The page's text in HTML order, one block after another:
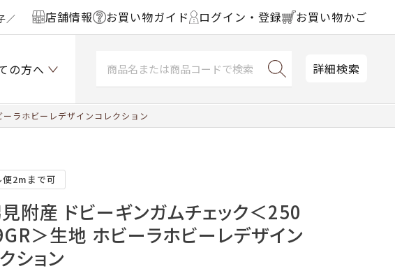
／ 店舗情報 お買い物ガイド ログイン・登録 お買い物かご
の方へ 詳細検索
ラホビーレデザインコレクション
便2mまで可
附産 ドビーギンガムチェック＜250
＞生地 ホビーラホビーレデザイン
ション